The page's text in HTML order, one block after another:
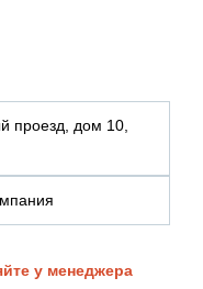
проезд, дом 10,
у менеджера